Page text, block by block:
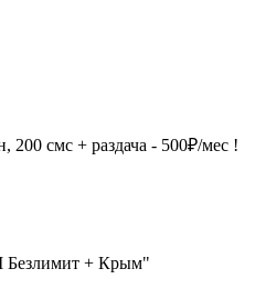
200 смс + раздача - 500₽/мес !
+ Крым"